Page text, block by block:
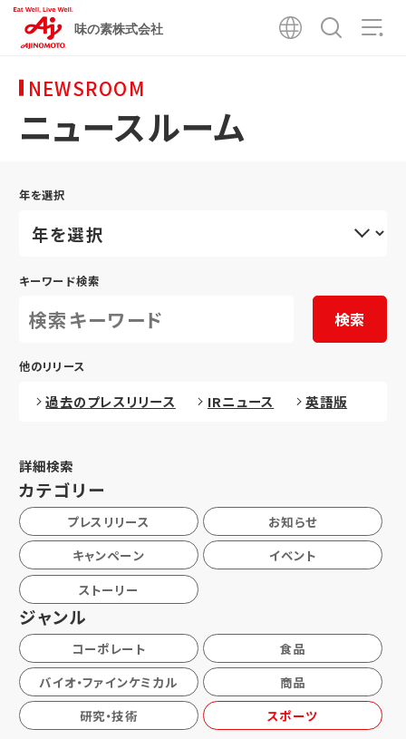
味の素株式会社
NEWSROOM
ニュースルーム
年を選択
キーワード検索
検索
他のリリース
過去のプレスリリース IRニュース 英語版
詳細検索
カテゴリー
プレスリリース
お知らせ
キャンペーン
イベント
ストーリー
ジャンル
コーポレート
食品
バイオ・ファインケミカル
商品
研究・技術
スポーツ